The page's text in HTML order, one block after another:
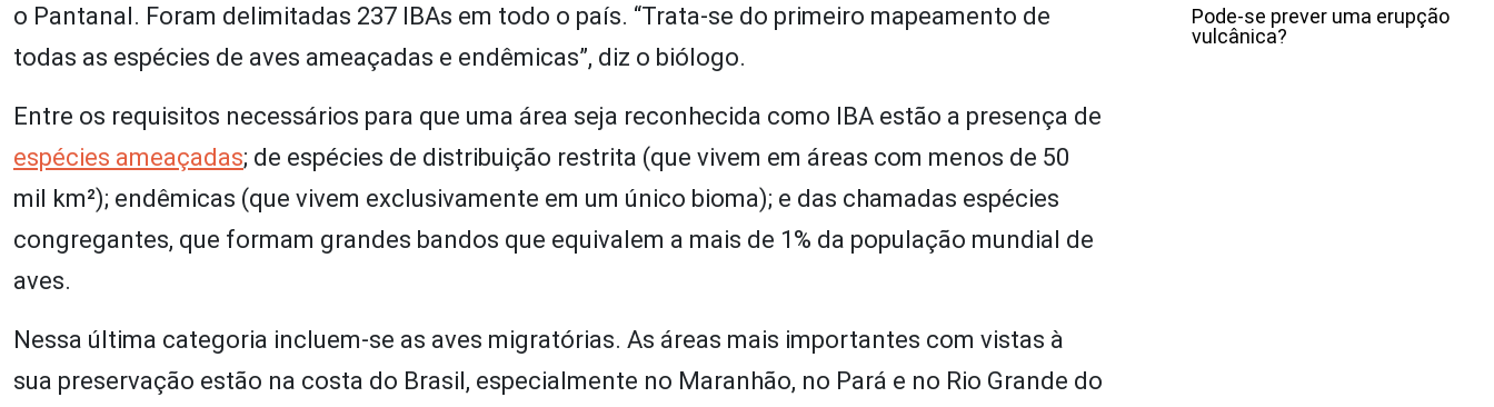
o Pantanal. Foram delimitadas 237 IBAs em todo o país. “Trata-se do primeiro mapeamento de
todas as espécies de aves ameaçadas e endêmicas”, diz o biólogo.
Entre os requisitos necessários para que uma área seja reconhecida como IBA estão a presença de
espécies ameaçadas; de espécies de distribuição restrita (que vivem em áreas com menos de 50
mil km²); endêmicas (que vivem exclusivamente em um único bioma); e das chamadas espécies
congregantes, que formam grandes bandos que equivalem a mais de 1% da população mundial de
aves.
Nessa última categoria incluem-se as aves migratórias. As áreas mais importantes com vistas à
sua preservação estão na costa do Brasil, especialmente no Maranhão, no Pará e no Rio Grande do
Pode-se prever uma erupção
vulcânica?